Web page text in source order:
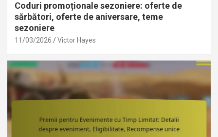
Coduri promoționale sezoniere: oferte de
sărbători, oferte de aniversare, teme
sezoniere
11/03/2026 Victor Hayes